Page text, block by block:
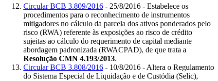
Circular BCB 3.809/2016 - 25/8/2016 - Estabelece os
procedimentos para o reconhecimento de instrumentos
mitigadores no cálculo da parcela dos ativos ponderados pelo
risco (RWA) referente às exposições ao risco de crédito
sujeitas ao cálculo do requerimento de capital mediante
abordagem padronizada (RWACPAD), de que trata a
Resolução CMN 4.193/2013.
Circular BCB 3.808/2016 - 10/8/2016 - Altera o Regulamento
do Sistema Especial de Liquidação e de Custódia (Selic),